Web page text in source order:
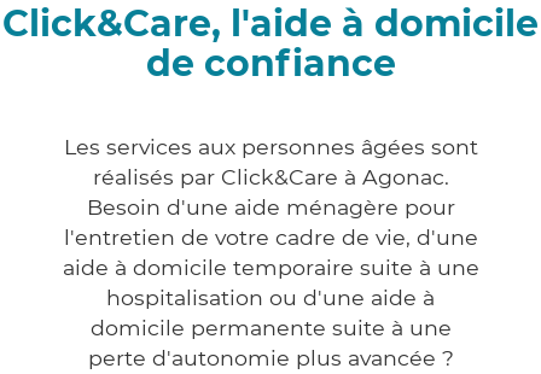
Click&Care, l'aide à domicile
de confiance
Les services aux personnes âgées sont
réalisés par Click&Care à Agonac.
Besoin d'une aide ménagère pour
l'entretien de votre cadre de vie, d'une
aide à domicile temporaire suite à une
hospitalisation ou d'une aide à
domicile permanente suite à une
perte d'autonomie plus avancée ?